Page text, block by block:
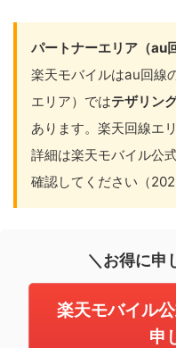
パートナーエリア（au
楽天モバイルはau回線
エリア）ではテザリン
あります。楽天回線エ
詳細は楽天モバイル公
確認してください（
＼お得に申
楽天モバイル
申